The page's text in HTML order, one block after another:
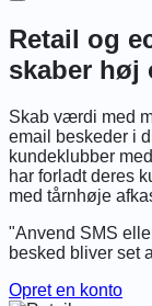
Retail og
skaber
Skab værdi med
email beskeder i
kundeklubber
har forladt deres
med tårnhøje
"Anvend SMS
besked bliver set
Opret en konto